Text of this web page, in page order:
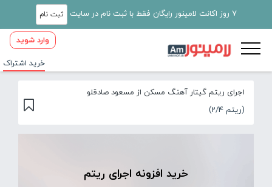
7 روز اکانت لامینور رایگان فقط با ثبت نام در سایت ثبت نام
وارد شوید
خرید اشتراک
اجرای ریتم گیتار آهنگ مسکن از مسعود صادقلو
(ریتم 2/4)
خرید افزونه اجرای ریتم